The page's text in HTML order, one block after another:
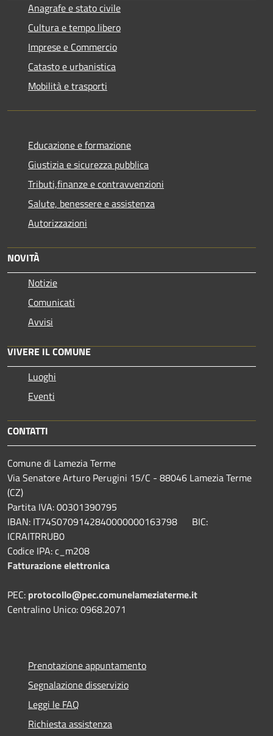
Anagrafe e stato civile
Cultura e tempo libero
Imprese e Commercio
Catasto e urbanistica
Mobilità e trasporti
Educazione e formazione
Giustizia e sicurezza pubblica
Tributi,finanze e contravvenzioni
Salute, benessere e assistenza
Autorizzazioni
NOVITÀ
Notizie
Comunicati
Avvisi
VIVERE IL COMUNE
Luoghi
Eventi
CONTATTI
Comune di Lamezia Terme
Via Senatore Arturo Perugini 15/C - 88046 Lamezia Terme
(CZ)
Partita IVA: 00301390795
IBAN: IT74S0709142840000000163798 BIC:
ICRAITRRUB0
Codice IPA: c_m208
Fatturazione elettronica
PEC: protocollo@pec.comunelameziaterme.it
Centralino Unico: 0968.2071
Prenotazione appuntamento
Segnalazione disservizio
Leggi le FAQ
Richiesta assistenza